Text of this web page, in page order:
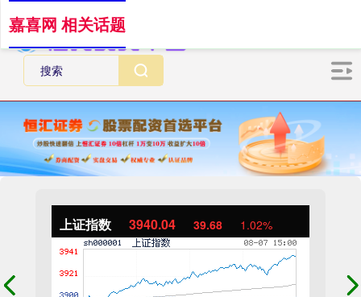
上证指数 3940.04 39.68 1.02%
嘉喜网 相关话题